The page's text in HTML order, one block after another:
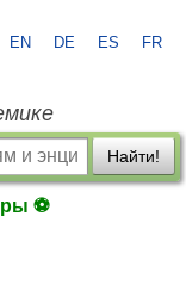
EN DE ES FR
Найти!
⚽